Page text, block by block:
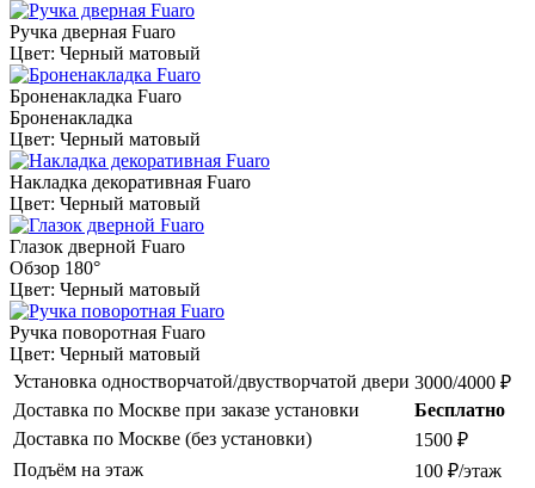
Ручка дверная Fuaro
Цвет: Черный матовый
Броненакладка Fuaro
Броненакладка
Цвет: Черный матовый
Накладка декоративная Fuaro
Цвет: Черный матовый
Глазок дверной Fuaro
Обзор 180°
Цвет: Черный матовый
Ручка поворотная Fuaro
Цвет: Черный матовый
Установка одностворчатой/двустворчатой двери 3000/4000 ₽
Доставка по Москве при заказе установки
Бесплатно
Доставка по Москве (без установки)
1500 ₽
Подъём на этаж
100 ₽/этаж